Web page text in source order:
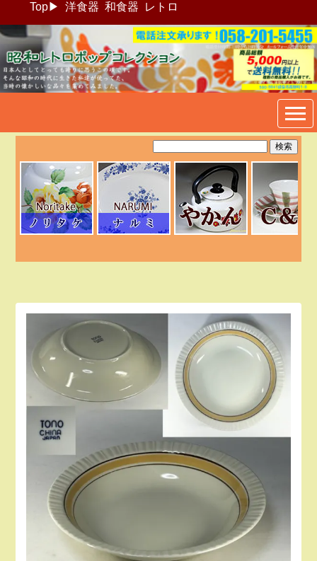
Top▶ 洋食器 和食器 レトロ
昭和レトロポップ食器生活雑
貨通販＠フリマート